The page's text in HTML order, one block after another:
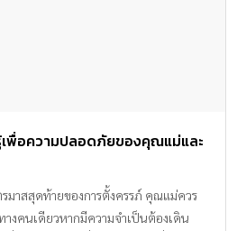
พื่อความปลอดภัยของคุณแม่และ
มาสสุดท้ายของการตั้งครรภ์ คุณแม่ควร
งคนเดียวหากมีความจำเป็นต้องเดิน